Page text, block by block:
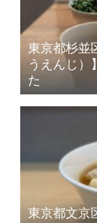
東京都杉並
うえんじ）
た
東京都文京